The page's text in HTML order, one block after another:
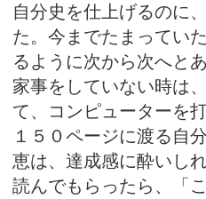
自分史を仕上げるのに
た。今までたまってい
るように次から次へと
家事をしていない時は
て、コンピューターを
１５０ページに渡る自
恵は、達成感に酔いし
読んでもらったら、「